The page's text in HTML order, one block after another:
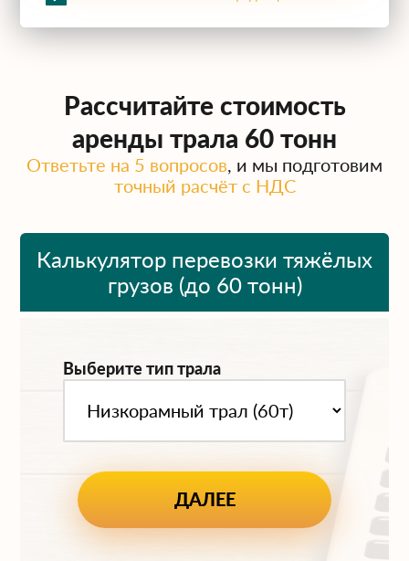
Рассчитайте стоимость
аренды трала 60 тонн
Ответьте на 5 вопросов, и мы подготовим
точный расчёт с НДС
Калькулятор перевозки тяжёлых
грузов (до 60 тонн)
Выберите тип трала